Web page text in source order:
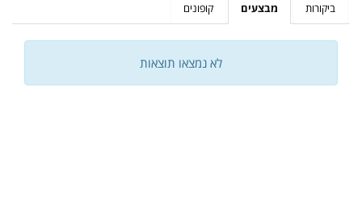
ביקורות מבצעים קופונים
לא נמצאו תוצאות